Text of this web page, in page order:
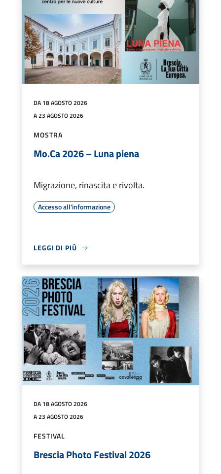
DA 18 AGOSTO 2026
A 23 AGOSTO 2026
MOSTRA
Mo.Ca 2026 – Luna piena
Migrazione, rinascita e rivolta.
Accesso all'informazione
LEGGI DI PIÙ
DA 18 AGOSTO 2026
A 23 AGOSTO 2026
FESTIVAL
Brescia Photo Festival 2026